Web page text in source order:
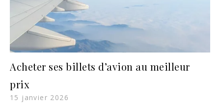
Acheter ses billets d’avion au meilleur
prix
15 janvier 2026